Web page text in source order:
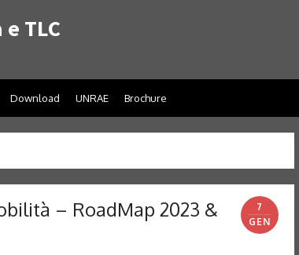
TLC
Download UNRAE Brochure
– RoadMap 2023 &
7
GEN